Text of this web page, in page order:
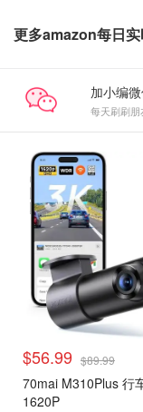
更多amazon每日
加小编微
每天刷刷
$56.99 $89.99
70mai M310Plus 行
1620P